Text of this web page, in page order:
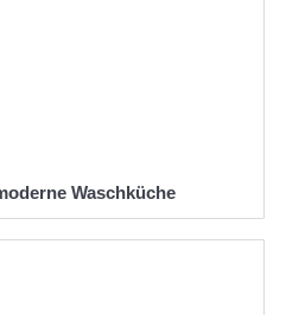
Waschküche